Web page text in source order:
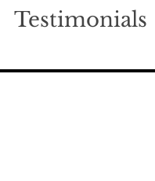
Testimonials